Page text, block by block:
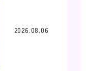
2026.08.06